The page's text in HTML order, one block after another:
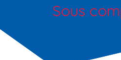
Sous